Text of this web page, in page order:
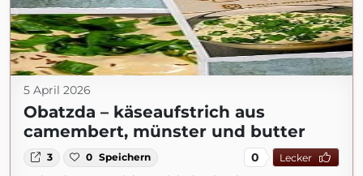
5 April 2026
Obatzda – käseaufstrich aus
camembert, münster und butter
3 0 Speichern 0 Lecker